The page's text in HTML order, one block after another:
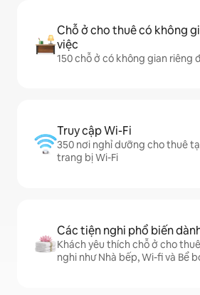
Chỗ ở cho thuê có không
việc
150 chỗ ở có không gian riêng
Truy cập Wi-Fi
350 nơi nghỉ dưỡng cho thuê
trang bị Wi-Fi
Các tiện nghi phổ biến
Khách yêu thích chỗ ở cho
nghi như Nhà bếp, Wi-fi và Bể